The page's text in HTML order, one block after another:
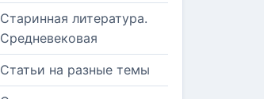
Старинная литература.
Средневековая
Статьи на разные темы